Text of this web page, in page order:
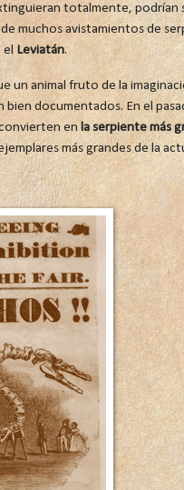
totalmente, podrían
muchos avistamientos de
el Leviatán.
un animal fruto de la
bien documentados. En el
en la serpiente más
más grandes de la